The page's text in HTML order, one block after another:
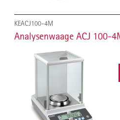
KEACJ100-4M
Analysenwaage ACJ 100-